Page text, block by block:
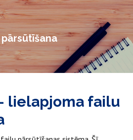
lielapjoma failu